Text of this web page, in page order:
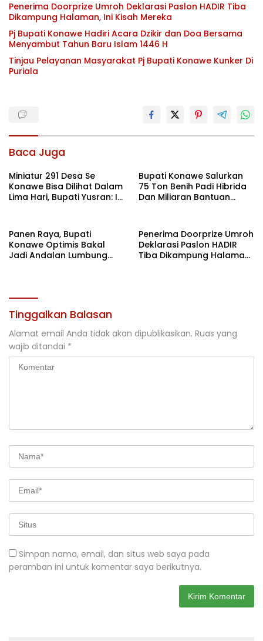
Penerima Doorprize Umroh Deklarasi Paslon HADIR Tiba
Dikampung Halaman, Ini Kisah Mereka
Pj Bupati Konawe Hadiri Acara Dzikir dan Doa Bersama
Menyambut Tahun Baru Islam 1446 H
Tinjau Pelayanan Masyarakat Pj Bupati Konawe Kunker Di
Puriala
Baca Juga
Miniatur 291 Desa Se
Konawe Bisa Dilihat Dalam
Lima Hari, Bupati Yusran: Ini
Pembangunan
Bupati Konawe Salurkan
75 Ton Benih Padi Hibrida
Dan Miliaran Bantuan
Panen Raya, Bupati
Konawe Optimis Bakal
Jadi Andalan Lumbung
Penerima Doorprize Umroh
Deklarasi Paslon HADIR
Tiba Dikampung Halaman,
Tinggalkan Balasan
Alamat email Anda tidak akan dipublikasikan. Ruas yang
wajib ditandai *
Simpan nama, email, dan situs web saya pada
peramban ini untuk komentar saya berikutnya.